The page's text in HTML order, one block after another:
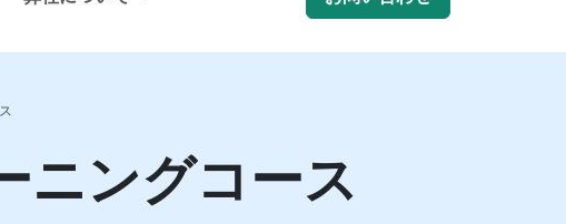
ニングコース